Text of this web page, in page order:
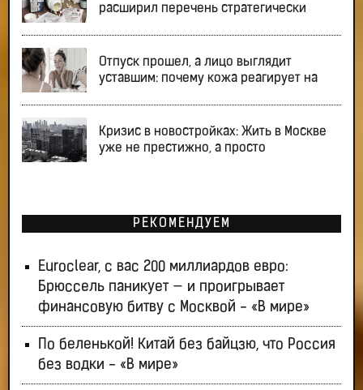
расширил перечень стратегически
Отпуск прошел, а лицо выглядит
уставшим: почему кожа реагирует на
Кризис в новостройках: Жить в Москве
уже не престижно, а просто
РЕКОМЕНДУЕМ
Euroclear, с вас 200 миллиардов евро:
Брюссель паникует — и проигрывает
финансовую битву с Москвой - «В мире»
По беленькой! Китай без байцзю, что Россия
без водки - «В мире»